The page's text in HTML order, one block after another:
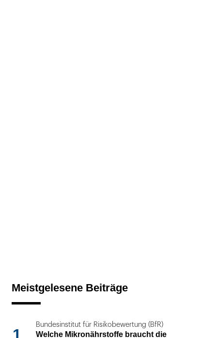
Meistgelesene Beiträge
1
Bundesinstitut für Risikobewertung (BfR)
Welche Mikronährstoffe braucht die